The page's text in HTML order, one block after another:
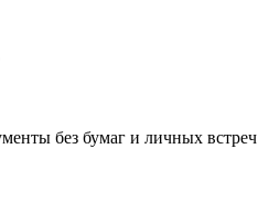
без бумаг и личных встреч